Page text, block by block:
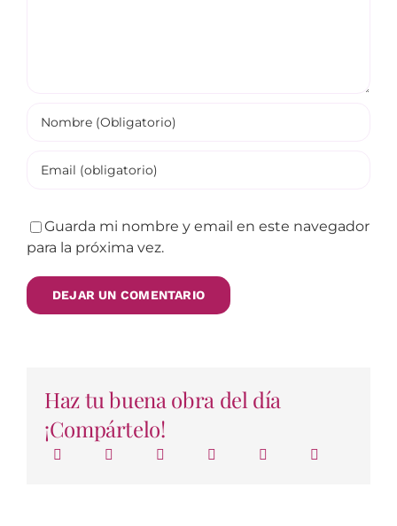
Guarda mi nombre y email en este navegador
para la próxima vez.
Haz tu buena obra del día
¡Compártelo!